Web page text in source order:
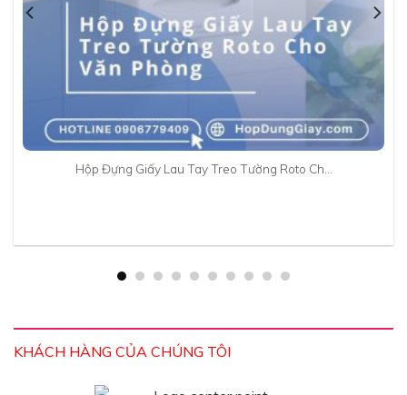
Hộp Đựng Giấy Lau Tay Treo Tường Roto Ch…
KHÁCH HÀNG CỦA CHÚNG TÔI